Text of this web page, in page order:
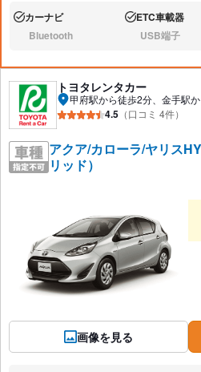
あり:カーナビ あり:ETC車載器
なし:Bluetooth なし:USB端子
トヨタレンタカー
甲府駅から徒歩2分、金手駅
4.5 （口コミ 4件）
アクア/カローラ/ヤリス
リッド）
画像を見る